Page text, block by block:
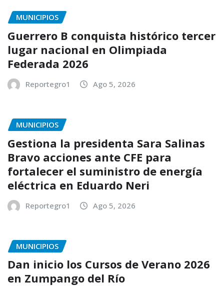
MUNICIPIOS
Guerrero B conquista histórico tercer
lugar nacional en Olimpiada
Federada 2026
Reportegro1 Ago 5, 2026
MUNICIPIOS
Gestiona la presidenta Sara Salinas
Bravo acciones ante CFE para
fortalecer el suministro de energía
eléctrica en Eduardo Neri
Reportegro1 Ago 5, 2026
MUNICIPIOS
Dan inicio los Cursos de Verano 2026
en Zumpango del Río